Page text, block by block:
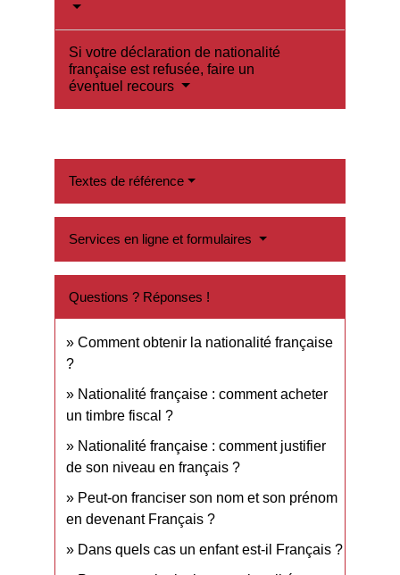
Si votre déclaration de nationalité
française est refusée, faire un
éventuel recours
Textes de référence
Services en ligne et formulaires
Questions ? Réponses !
Comment obtenir la nationalité française
?
Nationalité française : comment acheter
un timbre fiscal ?
Nationalité française : comment justifier
de son niveau en français ?
Peut-on franciser son nom et son prénom
en devenant Français ?
Dans quels cas un enfant est-il Français ?